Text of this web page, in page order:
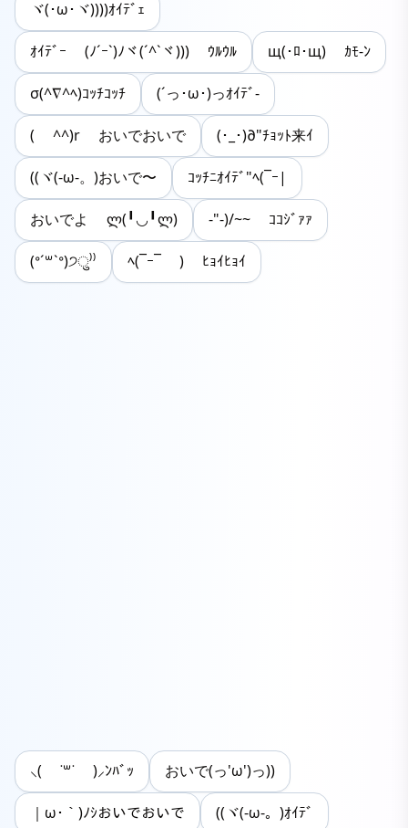
ヾ(･ω･ヾ))))ｵｲﾃﾞｪ
ｵｲﾃﾞｰ (ﾉ´ｰ`)ﾉヾ(´^`ヾ))) ｳﾙｳﾙ щ(･ﾛ･щ) ｶﾓ-ﾝ
σ(^∇^ﾍ)ｺｯﾁｺｯﾁ (´っ･ω･)っｵｲﾃﾞ-
( ^^)r おいでおいで (･_･)∂"ﾁｮｯﾄ来ｲ
((ヾ(-ω-。)おいで〜 ｺｯﾁﾆｵｲﾃﾞ"ﾍ(¯ｰ|
おいでよ ლ(╹◡╹ლ) -"-)/~~ ｺｺｼﾞｧｧ
(ᐤˊ꒳ˋᐤ)੭ु⁾⁾ ﾍ(¯ｰ¯ ) ﾋｮｲﾋｮｲ
⸜( ˙꒳˙ )⸝ﾝﾊﾞｯ おいで(っ'ω')っ))
｜ω･｀)ﾉｼおいでおいで ((ヾ(-ω-。)ｵｲﾃﾞ